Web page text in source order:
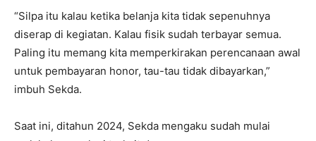
“Silpa itu kalau ketika belanja kita tidak sepenuhnya
diserap di kegiatan. Kalau fisik sudah terbayar semua.
Paling itu memang kita memperkirakan perencanaan awal
untuk pembayaran honor, tau-tau tidak dibayarkan,”
imbuh Sekda.
Saat ini, ditahun 2024, Sekda mengaku sudah mulai